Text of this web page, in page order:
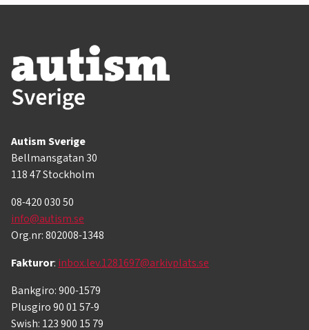
Autism Sverige
Bellmansgatan 30
118 47 Stockholm
08-420 030 50
info@autism.se
Org.nr: 802008-1348
Fakturor: inbox.lev.1281697@arkivplats.se
Bankgiro: 900-1579
Plusgiro 90 01 57-9
Swish: 123 900 15 79